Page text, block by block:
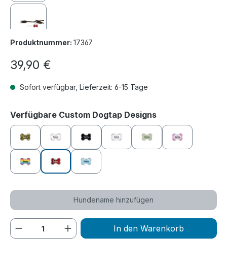
Produktnummer: 17367
Regulärer Preis:
39,90 €
Sofort verfügbar, Lieferzeit: 6-15 Tage
Verfügbare Custom Dogtap Designsauswählen
AdventureChill Out Eclipse Fairytale Forest GladeFunky Pink
Happy VibesLumberjackOceanside
Hundename hinzufügen
Produkt Anzahl: Gib den gewünschten
In den Warenkorb